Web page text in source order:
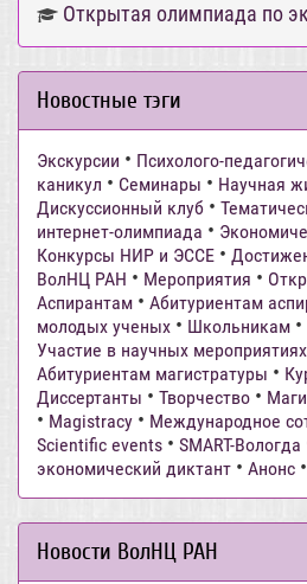
Открытая олимпиада по
Новостные тэги
Экскурсии • Психолого-
каникул • Семинары • Научная
Дискуссионный клуб •
интернет-олимпиада •
Конкурсы НИР и ЭССЕ •
ВолНЦ РАН • Мероприятия •
Аспирантам • Абитуриентам
молодых ученых • Школьникам •
Участие в научных мероприятиях
Абитуриентам магистратуры •
Диссертанты • Творчество •
• Magistracy • Международное
Scientific events • SMART-Вологда
экономический диктант • Анонс •
Новости ВолНЦ РАН